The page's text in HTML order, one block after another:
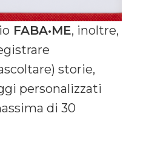
FABA•ME, inoltre,
storie,
personalizzati
di 30